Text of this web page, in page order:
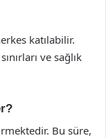
katılabilir.
ve sağlık
Bu süre,